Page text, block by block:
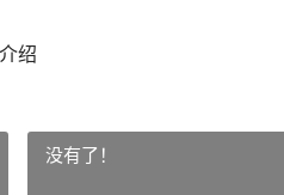
绍
没有了！